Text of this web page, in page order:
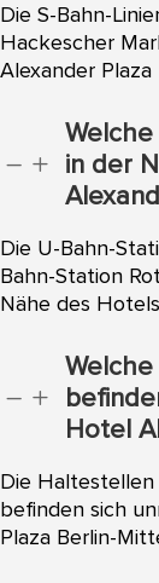
Die S-Bahn-
Hackescher
Alexander Plaza
K L
in der
Die U-Bahn-
Bahn-Station
Nähe des
K L
Hotel
Die Haltestellen
befinden sich
Plaza Berlin-